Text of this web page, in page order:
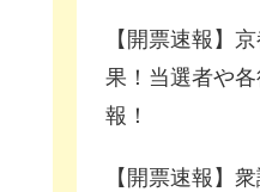
【開票速報】
果！当選者や
報！
【開票速報】